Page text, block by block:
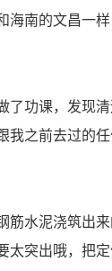
海南的文昌一
了功课，发现清
我之前去过的
筋水泥浇筑出
太突出哦，把